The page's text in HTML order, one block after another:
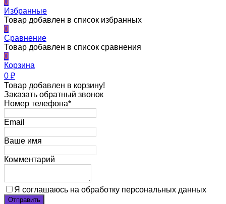
Избранные
Товар добавлен в список избранных
0
Сравнение
Товар добавлен в список сравнения
0
Корзина
0 ₽
Товар добавлен в корзину!
Заказать обратный звонок
Номер телефона*
Email
Ваше имя
Комментарий
Я соглашаюсь на обработку персональных данных